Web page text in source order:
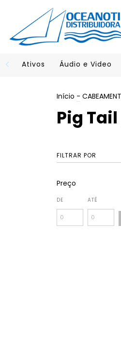
Ativos Áudio e Video
Início -
Pig Tail
FILTRAR POR
Preço
DE ATÉ